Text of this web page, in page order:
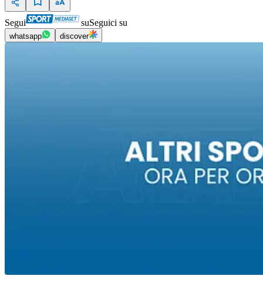
Segui suSeguici su
whatsapp discover